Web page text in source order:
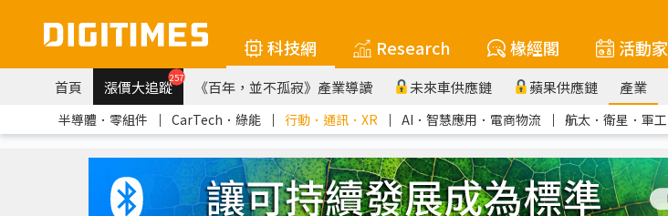
科技網 Research 椽經閣 活動家
首頁 漲價大追蹤257 《百年，並不孤寂》產業導讀 未來車供應鏈 蘋果供應鏈 產業
半導體．零組件 ｜ CarTech．綠能 ｜ 行動．通訊．XR ｜ AI．智慧應用．電商物流 ｜ 航太．衛星．軍工